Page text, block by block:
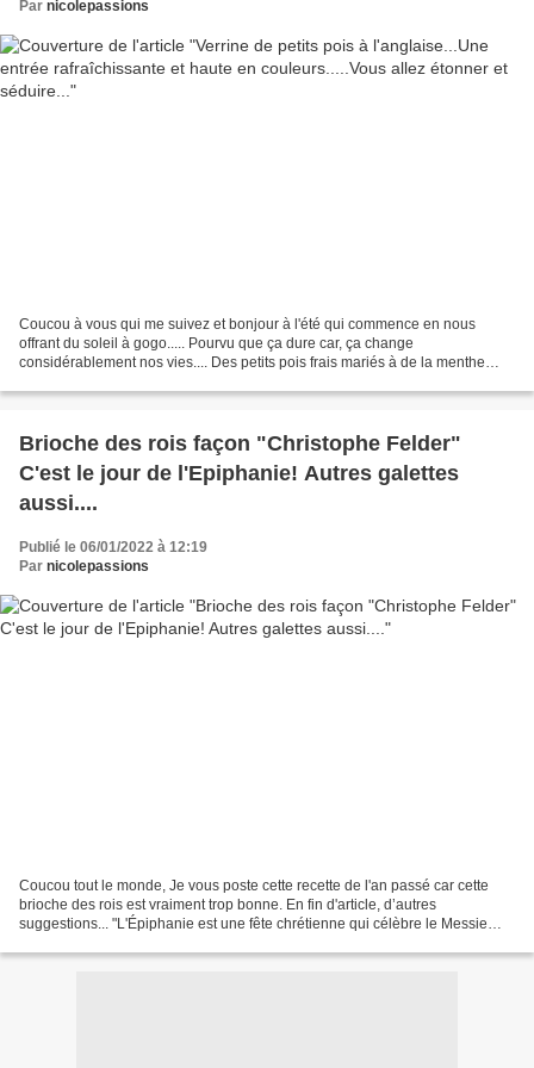
Par nicolepassions
Coucou à vous qui me suivez et bonjour à l'été qui commence en nous
offrant du soleil à gogo..... Pourvu que ça dure car, ça change
considérablement nos vies.... Des petits pois frais mariés à de la menthe
Brioche des rois façon "Christophe Felder"
C'est le jour de l'Epiphanie! Autres galettes
aussi....
Publié le 06/01/2022 à 12:19
Par nicolepassions
Coucou tout le monde, Je vous poste cette recette de l'an passé car cette
brioche des rois est vraiment trop bonne. En fin d'article, d’autres
suggestions... "L'Épiphanie est une fête chrétienne qui célèbre le Messie